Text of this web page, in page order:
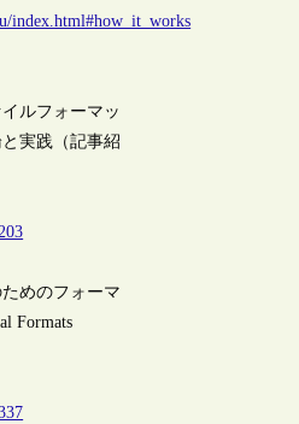
index.html#how_it_works
ルフォーマッ
実践（記事紹
めのフォーマ
Formats